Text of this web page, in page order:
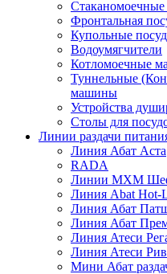
Фронтальная
Купольные
Водоумягчители
Котломоечные
Туннельные
машины
Устройства
Столы для
Линии раздачи
Линия Абат Аста
RADA
Линии МХМ
Линия Abat Hot-
Линия Абат
Линия Абат
Линия Атеси
Линия Атеси
Мини Абат